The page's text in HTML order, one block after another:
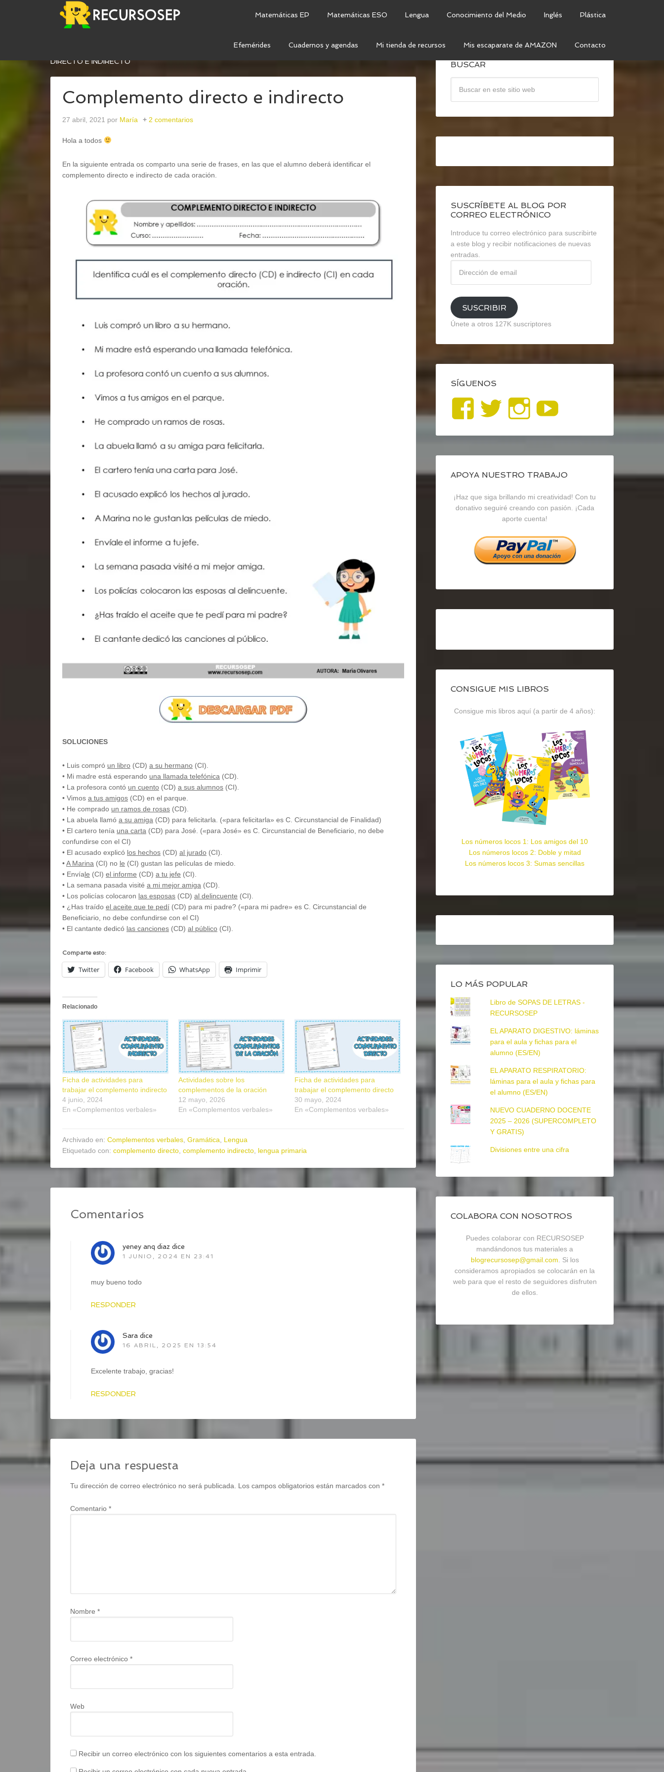
Matemáticas EP Matemáticas ESO Lengua Conocimiento del Medio Inglés Plástica
Efemérides Cuadernos y agendas Mi tienda de recursos Mis escaparate de AMAZON Contacto
COMPLEMENTOS VERBALES
DIRECTO E INDIRECTO
Complemento directo e indirecto
27 abril, 2021 por María 2 comentarios
Hola a todos
En la siguiente entrada os comparto una serie de frases, en las que el alumno deberá identificar el
complemento directo e indirecto de cada oración.
SOLUCIONES
• Luis compró un libro (CD) a su hermano (CI).
• Mi madre está esperando una llamada telefónica (CD).
• La profesora contó un cuento (CD) a sus alumnos (CI).
• Vimos a tus amigos (CD) en el parque.
• He comprado un ramos de rosas (CD).
• La abuela llamó a su amiga (CD) para felicitarla. («para felicitarla» es C. Circunstancial de Finalidad)
• El cartero tenía una carta (CD) para José. («para José» es C. Circunstancial de Beneficiario, no debe
confundirse con el CI)
• El acusado explicó los hechos (CD) al jurado (CI).
•A Marina (CI) no le (CI) gustan las películas de miedo.
• Envíale (CI) el informe (CD) a tu jefe (CI).
• La semana pasada visité a mi mejor amiga (CD).
• Los policías colocaron las esposas (CD) al delincuente (CI).
• ¿Has traído el aceite que te pedí (CD) para mi padre? («para mi padre» es C. Circunstancial de
Beneficiario, no debe confundirse con el CI)
• El cantante dedicó las canciones (CD) al público (CI).
Comparte esto:
Twitter Facebook WhatsApp Imprimir
Relacionado
Ficha de actividades para
trabajar el complemento indirecto
4 junio, 2024
En «Complementos verbales»
Actividades sobre los
complementos de la oración
12 mayo, 2026
En «Complementos verbales»
Ficha de actividades para
trabajar el complemento directo
30 mayo, 2024
En «Complementos verbales»
Archivado en: Complementos verbales Gramática
Lengua
Etiquetado con: complemento directo complemento indirecto lengua primaria
Comentarios
yeney anq diaz dice
1 JUNIO, 2024 EN 23:41
muy bueno todo
RESPONDER
Sara dice
16 ABRIL, 2025 EN 13:54
Excelente trabajo, gracias!
RESPONDER
Deja una respuesta
Tu dirección de correo electrónico no será publicada. Los campos obligatorios están marcados con *
Comentario *
Nombre *
Correo electrónico *
Web
Recibir un correo electrónico con los siguientes comentarios a esta entrada.
BUSCAR
SUSCRÍBETE AL BLOG POR
CORREO ELECTRÓNICO
Introduce tu correo electrónico para suscribirte
a este blog y recibir notificaciones de nuevas
entradas.
email
SUSCRIBIR
Únete a otros 127K suscriptores
SÍGUENOS
Ver
perfil
de
blogrecursosep
en
Facebook
Ver
perfil
de
recursosep
en
Twitter
Ver
perfil
de
recursosep
en
Instagram
YouTube
APOYA NUESTRO TRABAJO
¡Haz que siga brillando mi creatividad! Con tu
donativo seguiré creando con pasión. ¡Cada
aporte cuenta!
CONSIGUE MIS LIBROS
Consigue mis libros aquí (a partir de 4 años):
Los números locos 1: Los amigos del 10
Los números locos 2: Doble y mitad
Los números locos 3: Sumas sencillas
LO MÁS POPULAR
Libro de SOPAS DE LETRAS -
RECURSOSEP
EL APARATO DIGESTIVO: láminas
para el aula y fichas para el
alumno (ES/EN)
EL APARATO RESPIRATORIO:
láminas para el aula y fichas para
el alumno (ES/EN)
NUEVO CUADERNO DOCENTE
2025 – 2026 (SUPERCOMPLETO
Y GRATIS)
Divisiones entre una cifra
COLABORA CON NOSOTROS
Puedes colaborar con RECURSOSEP
mandándonos tus materiales a
blogrecursosep@gmail.com . Si los
consideramos apropiados se colocarán en la
web para que el resto de seguidores disfruten
de ellos.